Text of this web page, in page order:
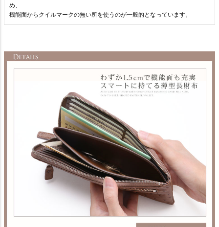
め、
機能面からクイルマークの無い所を使うのが一般的となっています。